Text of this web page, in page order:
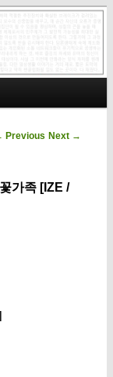
navigation
Previous Next →
가족 [IZE /